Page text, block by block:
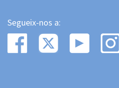
Segueix-nos a: